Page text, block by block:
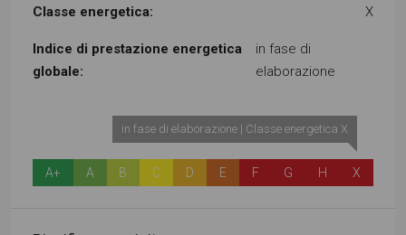
Classe energetica: X
Indice di prestazione energetica
globale:
in fase di
elaborazione
A+ A B C D E F G H
in fase di elaborazione | Classe energetica X
X